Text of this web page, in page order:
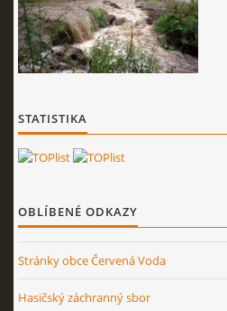
STATISTIKA
OBLÍBENÉ ODKAZY
Stránky obce Červená Voda
Hasičský záchranný sbor